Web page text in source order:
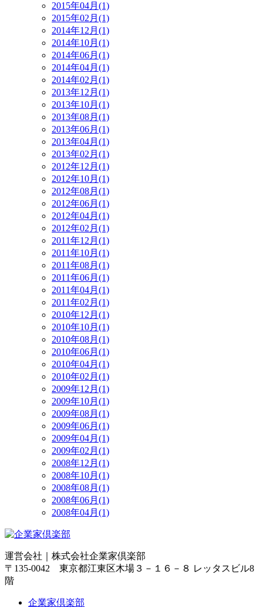
2015年04月(1)
2015年02月(1)
2014年12月(1)
2014年10月(1)
2014年06月(1)
2014年04月(1)
2014年02月(1)
2013年12月(1)
2013年10月(1)
2013年08月(1)
2013年06月(1)
2013年04月(1)
2013年02月(1)
2012年12月(1)
2012年10月(1)
2012年08月(1)
2012年06月(1)
2012年04月(1)
2012年02月(1)
2011年12月(1)
2011年10月(1)
2011年08月(1)
2011年06月(1)
2011年04月(1)
2011年02月(1)
2010年12月(1)
2010年10月(1)
2010年08月(1)
2010年06月(1)
2010年04月(1)
2010年02月(1)
2009年12月(1)
2009年10月(1)
2009年08月(1)
2009年06月(1)
2009年04月(1)
2009年02月(1)
2008年12月(1)
2008年10月(1)
2008年08月(1)
2008年06月(1)
2008年04月(1)
運営会社｜ 株式会社企業家倶楽部
〒135-0042 東京都江東区木場３－１６－８ レッタスビル8
階
企業家倶楽部